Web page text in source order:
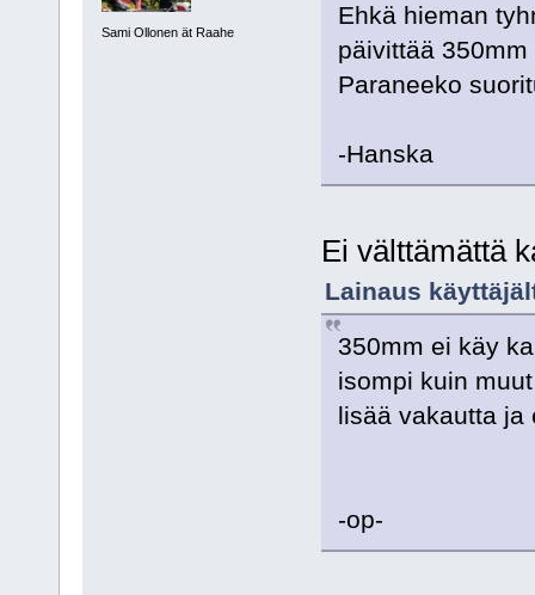
Sami Ollonen ät Raahe
Ehkä hieman
päivittää
Paraneeko
-Hanska
Ei välttämättä
Lainaus
350mm ei käy
isompi kuin
lisää vakautta ja
-op-